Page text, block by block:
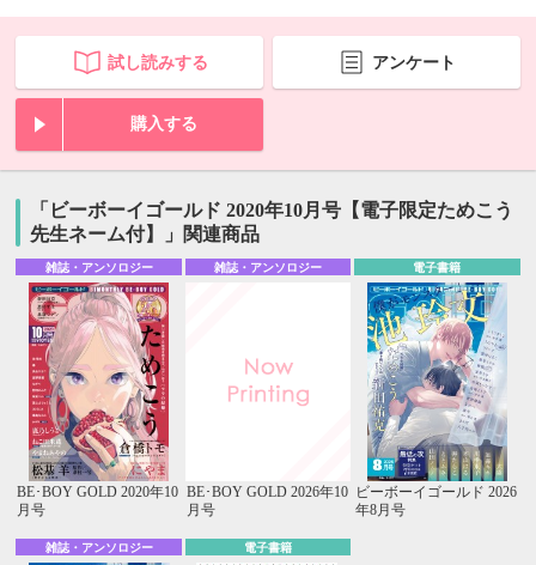
試し読みする アンケート
購入する
「ビーボーイゴールド 2020年10月号【電子限定ためこう
先生ネーム付】」関連商品
雑誌・アンソロジー
BE･BOY GOLD 2020年10
月号
雑誌・アンソロジー
BE･BOY GOLD 2026年10
月号
電子書籍
ビーボーイゴールド 2026
年8月号
雑誌・アンソロジー 電子書籍